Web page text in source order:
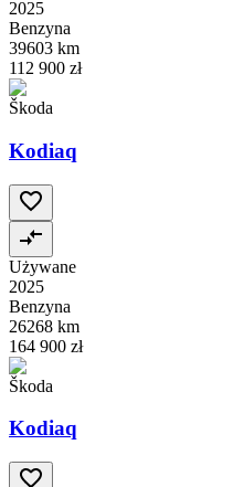
2025
Benzyna
39603 km
112 900 zł
Škoda
Kodiaq
Używane
2025
Benzyna
26268 km
164 900 zł
Škoda
Kodiaq